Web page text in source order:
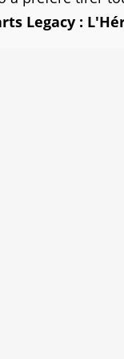
Legacy :